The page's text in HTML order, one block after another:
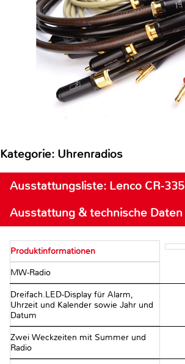
Kategorie: Uhrenradios
Ausstattungsliste: Lenco CR-335
Ausstattung & technische Daten
Produktinformationen
MW-Radio
Dreifach.LED-Display für Alarm,
Uhrzeit und Kalender sowie Jahr und
Datum
Zwei Weckzeiten mit Summer und
Radio